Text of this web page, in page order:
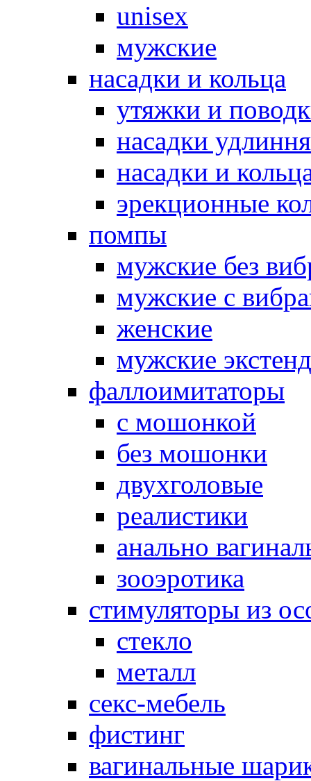
unisex
мужские
насадки и кольца
утяжки и
насадки
насадки и
эрекционные
помпы
мужские без
мужские с
женские
мужские
фаллоимитаторы
с мошонкой
без мошонки
двухголовые
реалистики
анально
зооэротика
стимуляторы из
стекло
металл
секс-мебель
фистинг
вагинальные